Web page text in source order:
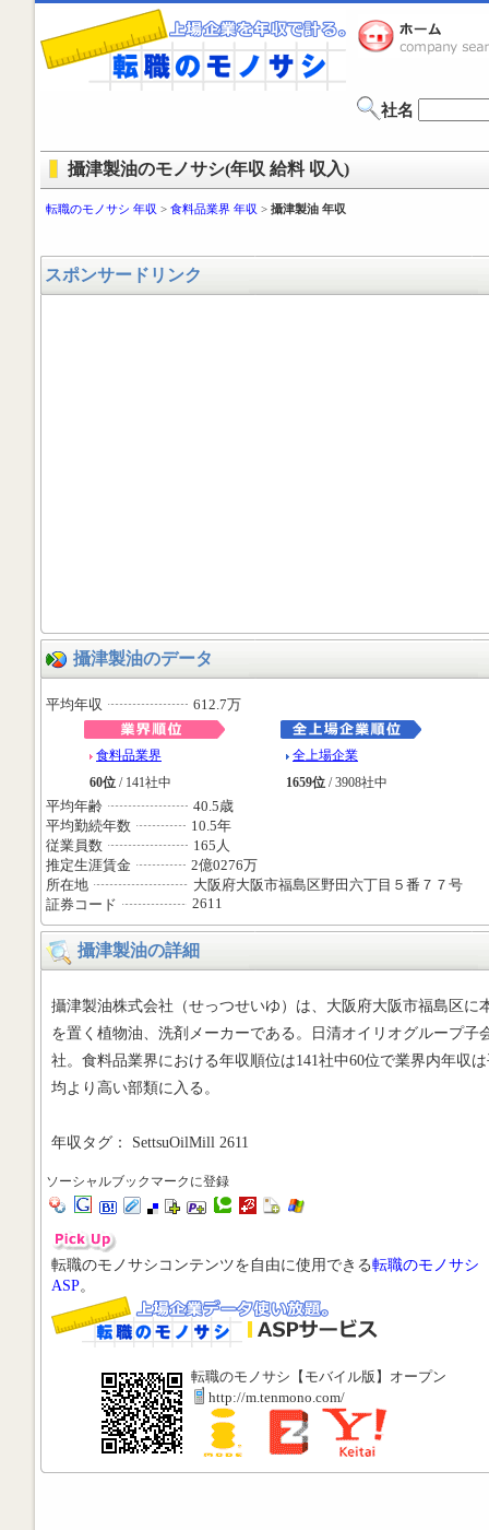
社名
攝津製油のモノサシ(年収 給料 収入)
転職のモノサシ 年収 > 食料品業界 年収 > 攝津製油 年収
スポンサードリンク
攝津製油のデータ
平均年収 612.7万
食料品業界
60位 / 141社中
全上場企業
1659位 / 3908社中
平均年齢
40.5歳
平均勤続年数
10.5年
従業員数
165人
推定生涯賃金
2億0276万
所在地
大阪府大阪市福島区野田六丁目５番７７号
証券コード
2611
攝津製油の詳細
攝津製油株式会社（せっつせいゆ）は、大阪府大阪市福島区に
を置く植物油、洗剤メーカーである。日清オイリオグループ子
社。食料品業界における年収順位は141社中60位で業界内年収
均より高い部類に入る。
年収タグ： SettsuOilMill 2611
ソーシャルブックマークに登録
転職のモノサシコンテンツを自由に使用できる転職のモノサシ
ASP。
転職のモノサシ【モバイル版】オープン
http://m.tenmono.com/